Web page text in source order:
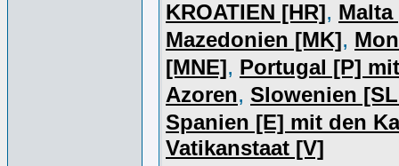
KROATIEN [HR], Malta
Mazedonien [MK],
[MNE], Portugal [P]
Azoren, Slowenien
Spanien [E] mit den
Vatikanstaat [V]